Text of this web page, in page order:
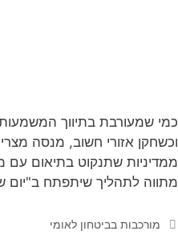
כמי שמעורבת בתיווך
וכשחקן אזורי חשוב, מנסה
ממדיניות שתנקוט בתיאום עם
מתווה לתהליך שיתפתח ב"יום
קטגוריות
מורכבות בביטחון לאומי